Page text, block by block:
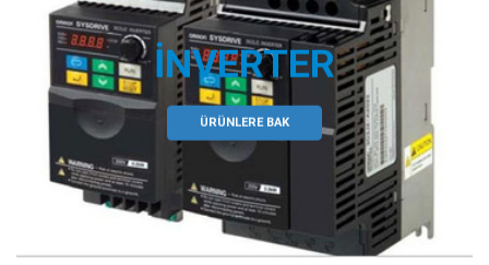
İNVERTER
ÜRÜNLERE BAK